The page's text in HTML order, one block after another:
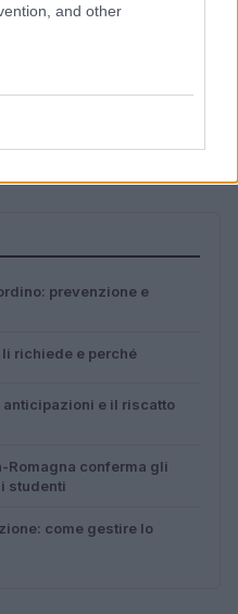
and other
e il riscatto
prevenzione e
richiede e perché
e il riscatto
Romagna conferma gli
studenti
come gestire lo